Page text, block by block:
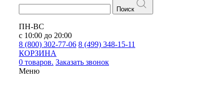
Поиск
ПН-ВС
с 10:00 до 20:00
8 (800) 302-77-06 8 (499) 348-15-11
КОРЗИНА
0 товаров. Заказать звонок
Меню